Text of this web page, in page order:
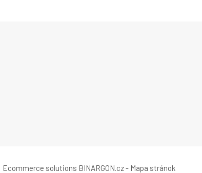
Ecommerce solutions BINARGON.cz- Mapa stránok